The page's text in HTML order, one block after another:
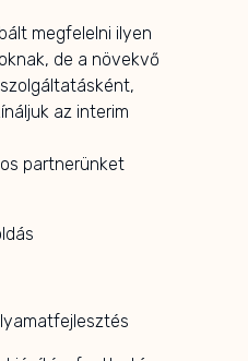
megfelelni ilyen
de a növekvő
az interim
partnerünket